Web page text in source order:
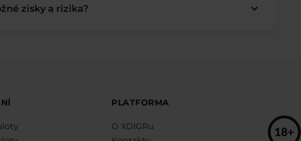
zisky a rizika? keyboard_arrow_down
PLATFORMA
O XDIGRu